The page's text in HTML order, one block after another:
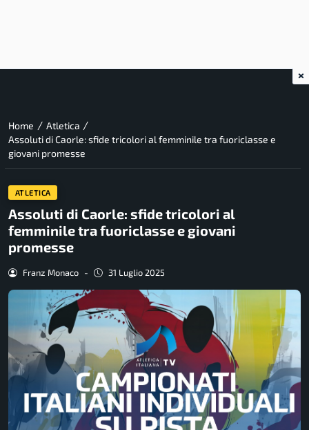
Home / Atletica /
Assoluti di Caorle: sfide tricolori al femminile tra fuoriclasse e
giovani promesse
ATLETICA
Assoluti di Caorle: sfide tricolori al
femminile tra fuoriclasse e giovani
promesse
Franz Monaco - 31 Luglio 2025
×